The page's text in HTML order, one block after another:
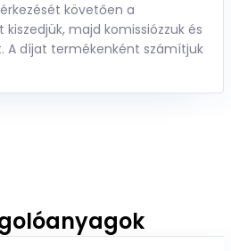
követően a
majd komissiózzuk és
A díjat termékenként számítjuk